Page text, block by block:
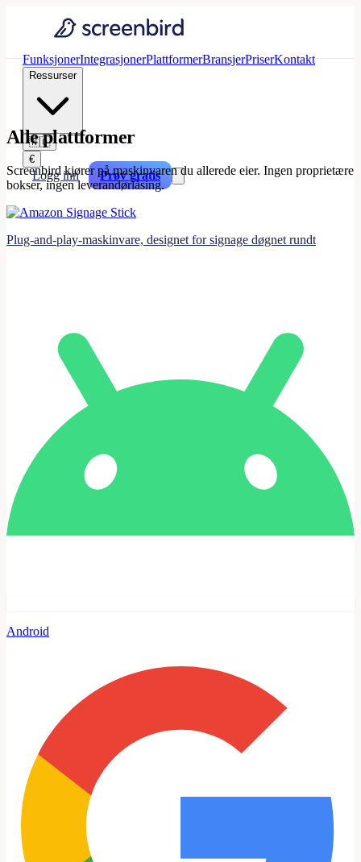
FunksjonerIntegrasjonerPlattformerBransjerPriserKontakt
Ressurser
🇳🇴
€
Logg inn Prøv gratis
Alle plattformer
Screenbird kjører på maskinvaren du allerede eier. Ingen proprietære
bokser, ingen leverandørlåsing.
Plug-and-play-maskinvare, designet for signage døgnet rundt
Android